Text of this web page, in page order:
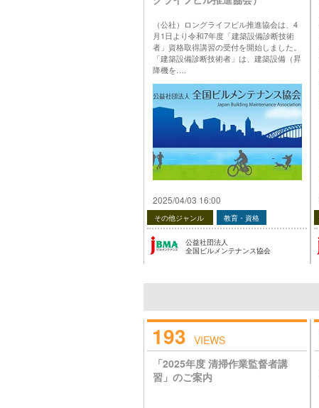
（公社）ロングライフビル推進協会は、4
月1日より令和7年度「建築設備診断技術
者」資格取得講習の受付を開始しました。
「建築設備診断技術者」は、建築設備（昇
降機を….
格取得講習 受付中（ロングライフビル推
進協会） は 公益社団法人 全国ビルメンテ
ナンス協会 に最初に表示されました。
2025/04/03 16:00
その他ジャンル 教育・資格
公益社団法人
全国ビルメンテナンス協会
193 VIEWS
「2025年度 清掃作業監督者講
習」のご案内